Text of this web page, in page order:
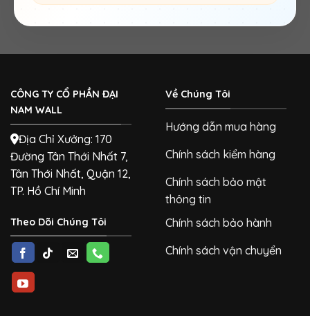
CÔNG TY CỔ PHẦN ĐẠI
NAM WALL
Địa Chỉ Xưởng: 170
Đường Tân Thới Nhất 7,
Tân Thới Nhất, Quận 12,
TP. Hồ Chí Minh
Theo Dõi Chúng Tôi
Về Chúng Tôi
Hướng dẫn mua hàng
Chính sách kiểm hàng
Chính sách bảo mật
thông tin
Chính sách bảo hành
Chính sách vận chuyển